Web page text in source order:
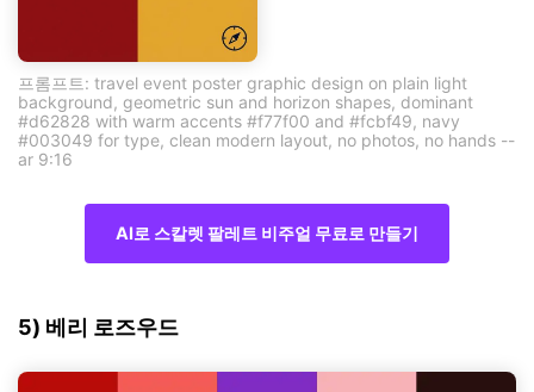
프롬프트: travel event poster graphic design on plain light
background, geometric sun and horizon shapes, dominant
#d62828 with warm accents #f77f00 and #fcbf49, navy
#003049 for type, clean modern layout, no photos, no hands --
ar 9:16
AI로 스칼렛 팔레트 비주얼 무료로 만들기
5) 베리 로즈우드